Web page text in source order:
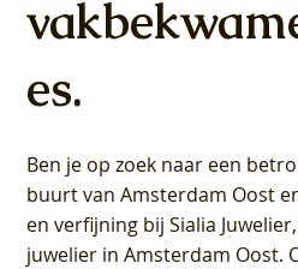
es.
Ben je op zoek naar een
buurt van Amsterdam Oost
en verfijning bij Sialia Juwelier,
juwelier in Amsterdam Oost.